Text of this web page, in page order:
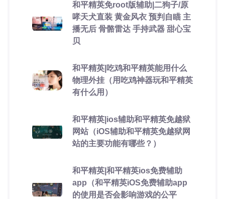
和平精英免root版辅助|二狗子/原
哮天犬直装 黄金风衣 预判自瞄 主
播无后 骨骼雷达 手持武器 甜心宝
贝
和平精英|吃鸡和平精英能用什么
物理外挂（用吃鸡神器玩和平精英
有什么用）
和平精英|ios辅助和平精英免越狱
网站（iOS辅助和平精英免越狱网
站的主要功能有哪些？）
和平精英|和平精英ios免费辅助
app（和平精英iOS免费辅助app
的使用是否会影响游戏的公平